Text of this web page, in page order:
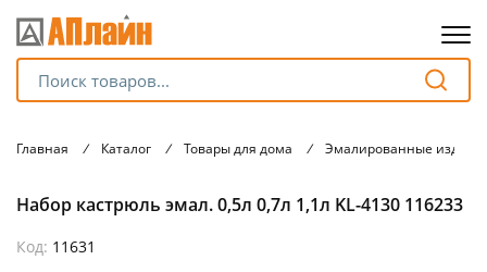
Главная / Каталог / Товары для дома / Эмалированные
Набор кастрюль эмал. 0,5л 0,7л 1,1л KL-4130 116233
Код: 11631
оплатуна части
без переплат